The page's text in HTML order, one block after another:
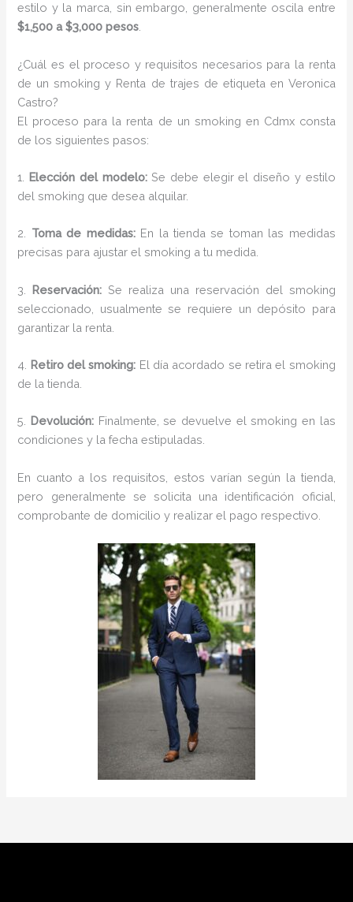
estilo y la marca, sin embargo, generalmente oscila entre
$1,500 a $3,000 pesos
¿Cuál es el proceso y requisitos necesarios para la renta
de un smoking y Renta de trajes de etiqueta en Veronica
Castro?
El proceso para la renta de un smoking en Cdmx consta
de los siguientes pasos:
1. Elección del modelo:Se debe elegir el diseño y estilo
del smoking que desea alquilar.
2. Toma de medidas:En la tienda se toman las medidas
precisas para ajustar el smoking a tu medida.
3. Reservación: Se realiza una reservación del smoking
seleccionado, usualmente se requiere un depósito para
garantizar la renta.
4. Retiro del smoking: El día acordado se retira el smoking
de la tienda.
5. Devolución: Finalmente, se devuelve el smoking en las
condiciones y la fecha estipuladas.
En cuanto a los requisitos, estos varían según la tienda,
pero generalmente se solicita una identificación oficial,
comprobante de domicilio y realizar el pago respectivo.